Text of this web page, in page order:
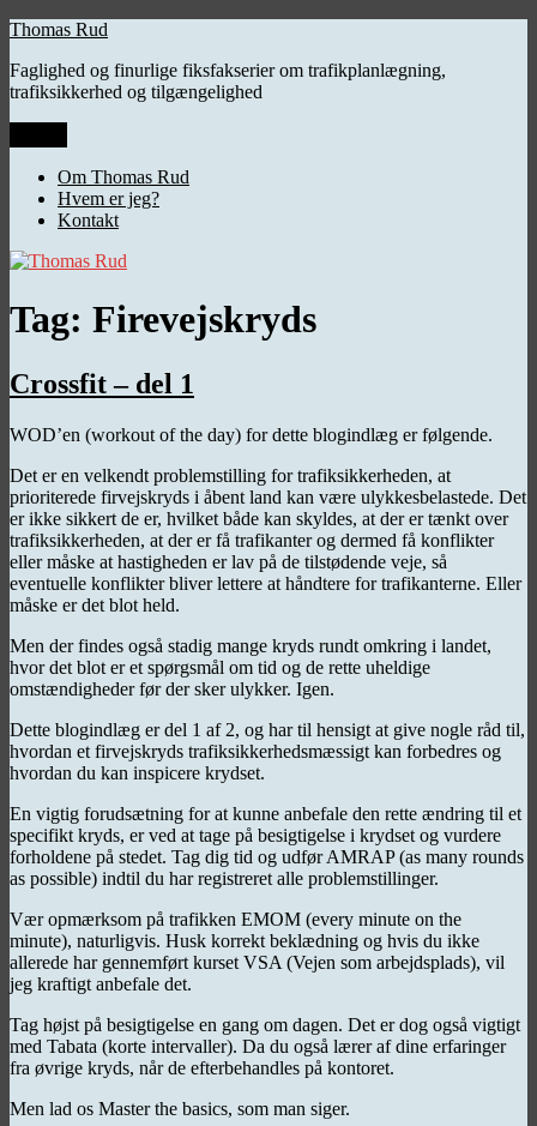
Videre
indhold
Thomas Rud
Faglighed og finurlige fiksfakserier om trafikplanlægning,
trafiksikkerhed og tilgængelighed
Om Thomas Rud
Hvem er jeg?
Kontakt
Tag: Firevejskryds
Crossfit – del 1
WOD’en (workout of the day) for dette blogindlæg er følgende.
Det er en velkendt problemstilling for trafiksikkerheden, at
prioriterede firvejskryds i åbent land kan være ulykkesbelastede. Det
er ikke sikkert de er, hvilket både kan skyldes, at der er tænkt over
trafiksikkerheden, at der er få trafikanter og dermed få konflikter
eller måske at hastigheden er lav på de tilstødende veje, så
eventuelle konflikter bliver lettere at håndtere for trafikanterne. Eller
måske er det blot held.
Men der findes også stadig mange kryds rundt omkring i landet,
hvor det blot er et spørgsmål om tid og de rette uheldige
omstændigheder før der sker ulykker. Igen.
Dette blogindlæg er del 1 af 2, og har til hensigt at give nogle råd til,
hvordan et firvejskryds trafiksikkerhedsmæssigt kan forbedres og
hvordan du kan inspicere krydset.
En vigtig forudsætning for at kunne anbefale den rette ændring til et
specifikt kryds, er ved at tage på besigtigelse i krydset og vurdere
forholdene på stedet. Tag dig tid og udfør AMRAP (as many rounds
as possible) indtil du har registreret alle problemstillinger.
Vær opmærksom på trafikken EMOM (every minute on the
minute), naturligvis. Husk korrekt beklædning og hvis du ikke
allerede har gennemført kurset VSA (Vejen som arbejdsplads), vil
jeg kraftigt anbefale det.
Tag højst på besigtigelse en gang om dagen. Det er dog også vigtigt
med Tabata (korte intervaller). Da du også lærer af dine erfaringer
fra øvrige kryds, når de efterbehandles på kontoret.
Men lad os Master the basics, som man siger.